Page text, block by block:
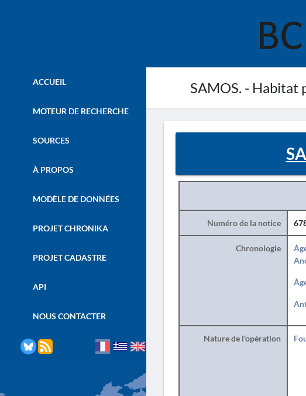
SAMOS. -
ACCUEIL
MOTEUR DE RECHERCHE
SOURCES
À PROPOS
MODÈLE DE DONNÉES
PROJET CHRONIKA
PROJET CADASTRE
API
NOUS CONTACTER
Numéro de la notice
Chronologie
Nature de l'opération